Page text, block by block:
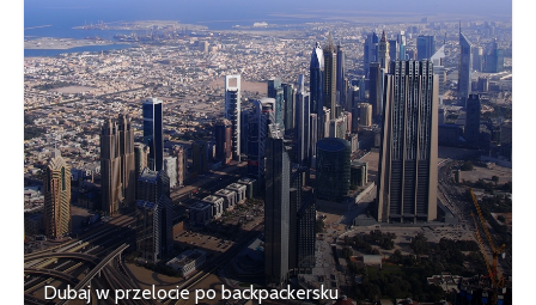
Dubaj w przelocie po backpackersku